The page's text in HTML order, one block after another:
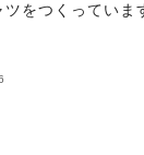
をつくっていま